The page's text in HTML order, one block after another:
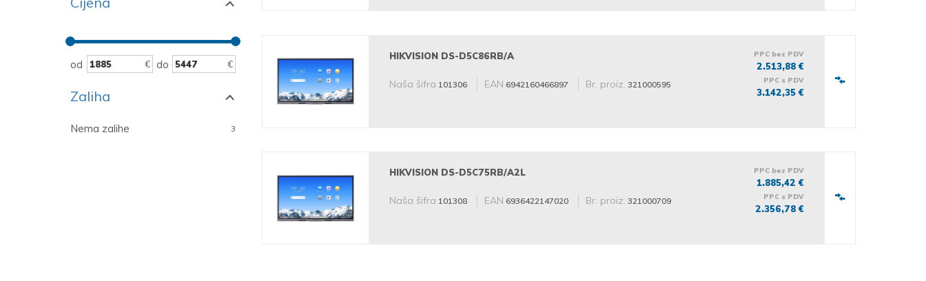
od do
Zaliha
Nema zalihe 3
HIKVISION DS-D5C86RB/A
Naša šifra 101306 EAN 6942160466897 Br. proiz. 321000595
PPC bez PDV
2.513,88 €
PPC s PDV
3.142,35 €
HIKVISION DS-D5C75RB/A2L
Naša šifra 101308 EAN 6936422147020 Br. proiz. 321000709
PPC bez PDV
1.885,42 €
PPC s PDV
2.356,78 €